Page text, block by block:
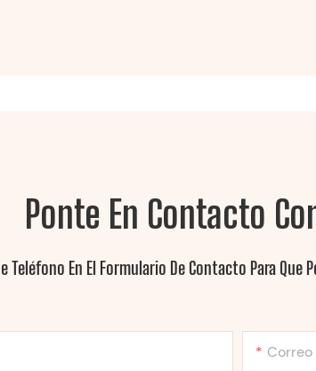
Ponte En Contacto
En El Formulario De Contacto Para